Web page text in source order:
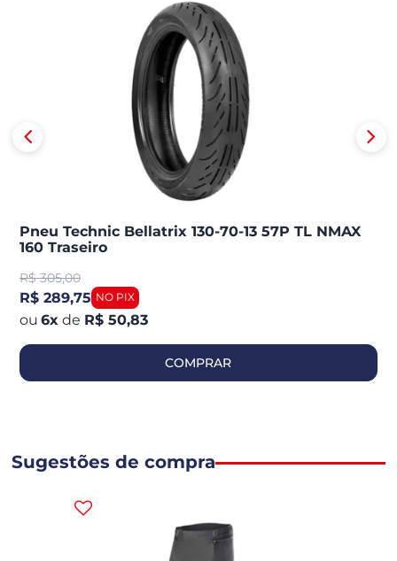
Pneu Technic Bellatrix 130-70-13 57P TL NMAX
160 Traseiro
R$ 305,00
R$ 289,75
6x de R$ 50,83
COMPRAR
Sugestões de compra